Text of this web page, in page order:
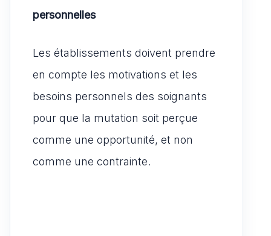
personnelles
Les établissements doivent prendre
en compte les motivations et les
besoins personnels des soignants
pour que la mutation soit perçue
comme une opportunité, et non
comme une contrainte.